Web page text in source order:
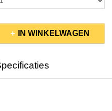
IN WINKELWAGEN